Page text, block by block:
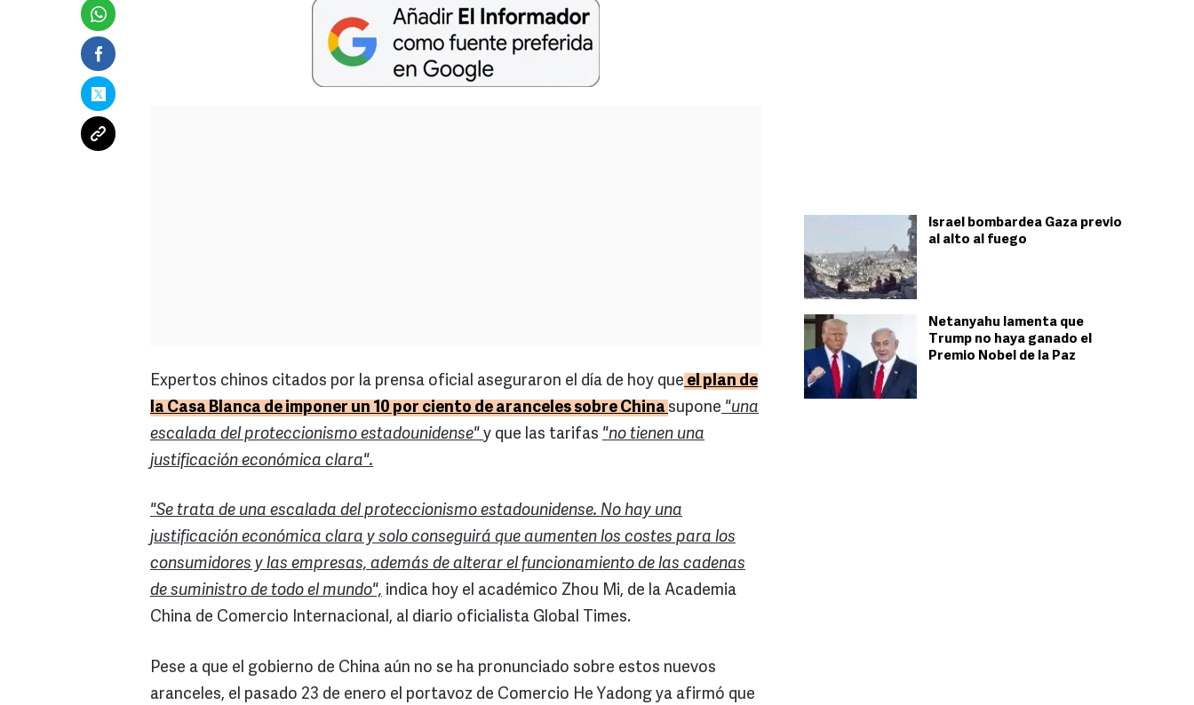
Israel bombardea Gaza previo
al alto al fuego
Netanyahu lamenta que
Trump no haya ganado el
Premio Nobel de la Paz
Expertos chinos citados por la prensa oficial aseguraron el día de hoy que el plan de
la Casa Blanca de imponer un 10 por ciento de aranceles sobre China supone "una
escalada del proteccionismo estadounidense" y que las tarifas "no tienen una
justificación económica clara".
"Se trata de una escalada del proteccionismo estadounidense. No hay una
justificación económica clara y solo conseguirá que aumenten los costes para los
consumidores y las empresas, además de alterar el funcionamiento de las cadenas
de suministro de todo el mundo", indica hoy el académico Zhou Mi, de la Academia
China de Comercio Internacional, al diario oficialista Global Times.
Pese a que el gobierno de China aún no se ha pronunciado sobre estos nuevos
aranceles, el pasado 23 de enero el portavoz de Comercio He Yadong ya afirmó que